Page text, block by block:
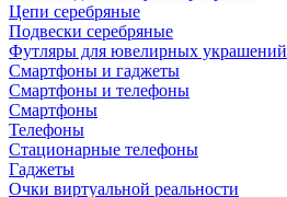
Цепи серебряные
Подвески серебряные
Футляры для ювелирных украшений
Смартфоны и гаджеты
Смартфоны и телефоны
Смартфоны
Телефоны
Стационарные телефоны
Гаджеты
Очки виртуальной реальности